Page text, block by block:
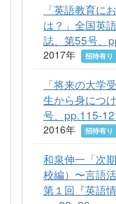
「英語教育に
は？」全国英
誌、第55号、
2017年 招待有り
「将来の大学
生から身につ
号、pp.115-
2016年 招待有り
和泉伸一「次
校編）〜言語
第１回『英語